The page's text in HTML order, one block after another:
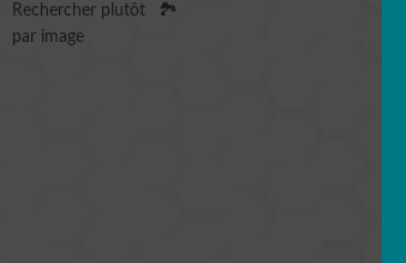
Rechercher plutôt
par image
🏞️